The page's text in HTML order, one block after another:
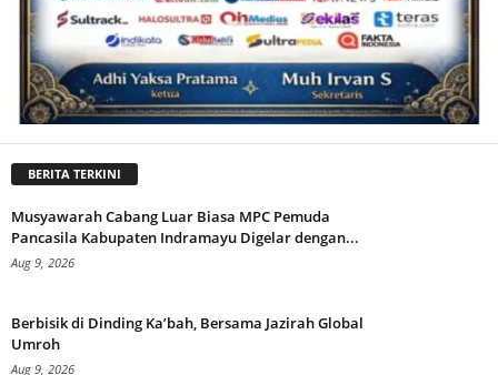
BERITA TERKINI
Musyawarah Cabang Luar Biasa MPC Pemuda
Pancasila Kabupaten Indramayu Digelar dengan...
Aug 9, 2026
Berbisik di Dinding Ka’bah, Bersama Jazirah Global
Umroh
Aug 9, 2026